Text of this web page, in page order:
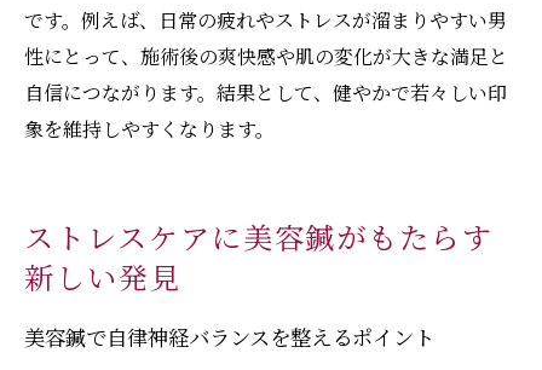
です。例えば、日常の疲れやストレスが溜まりやすい男
性にとって、施術後の爽快感や肌の変化が大きな満足と
自信につながります。結果として、健やかで若々しい印
象を維持しやすくなります。
ストレスケアに美容鍼がもたらす
新しい発見
美容鍼で自律神経バランスを整えるポイント